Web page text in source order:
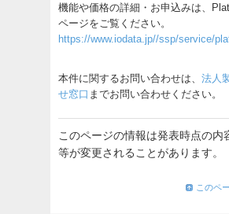
機能や価格の詳細・お申込みは、
ページをご覧ください。
https://www.iodata.jp//ssp/service/
本件に関するお問い合わせは、 法人
せ窓口 までお問い合わせください。
このページの情報は発表時点の内
等が変更されることがあります。
このペ